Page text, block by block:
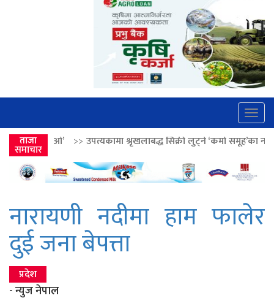
ताजा
समाचार
उपत्यकामा श्रृंखलाबद्ध सिक्री लुट्ने ‘कर्मा समूह’का नाइकेसहित पाँच पक्राउ
नारायणी नदीमा हाम फालेर
दुई जना बेपत्ता
प्रदेश
- न्युज नेपाल